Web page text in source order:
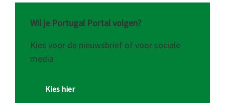
Wil je Portugal Portal volgen?
Kies voor de nieuwsbrief of voor sociale
media
Kies hier